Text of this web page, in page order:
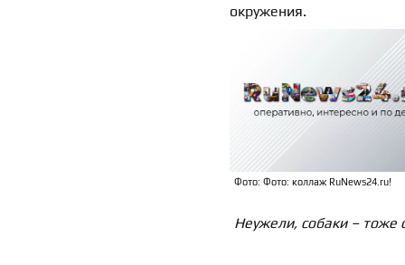
окружения.
Фото: Фото: коллаж RuNews24.ru!
Неужели, собаки – тоже